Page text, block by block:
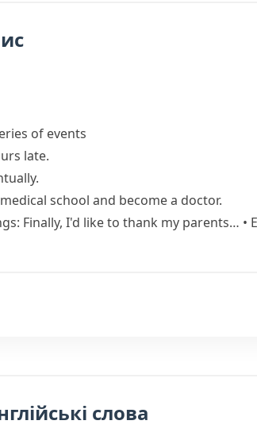
of events
late.
school and become a doctor.
Finally, I'd like to thank my parents… •
слова